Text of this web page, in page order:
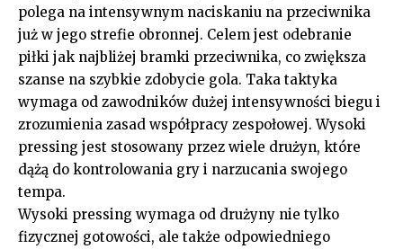
polega na intensywnym naciskaniu na przeciwnika
już w jego strefie obronnej. Celem jest odebranie
piłki jak najbliżej bramki przeciwnika, co zwiększa
szanse na szybkie zdobycie gola. Taka taktyka
wymaga od zawodników dużej intensywności biegu i
zrozumienia zasad współpracy zespołowej. Wysoki
pressing jest stosowany przez wiele drużyn, które
dążą do kontrolowania gry i narzucania swojego
tempa.
Wysoki pressing wymaga od drużyny nie tylko
fizycznej gotowości, ale także odpowiedniego